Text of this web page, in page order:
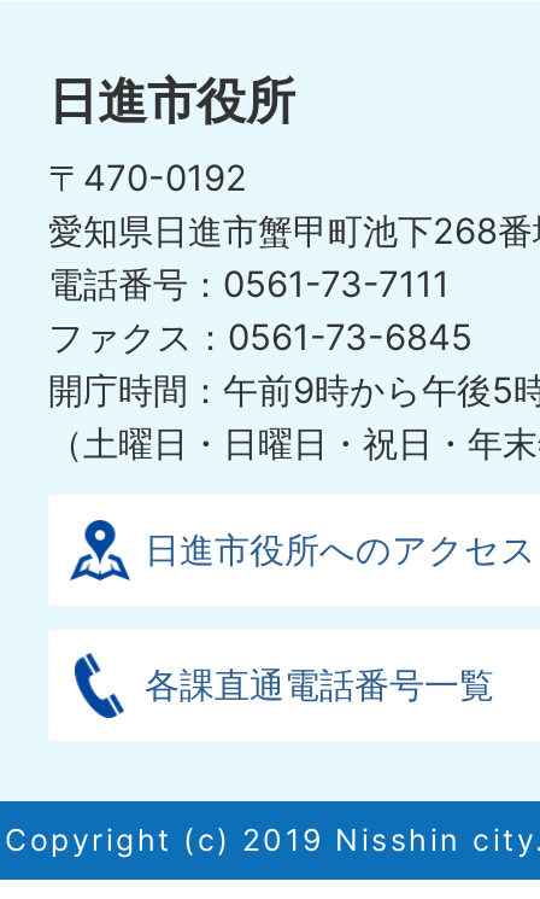
イ
目
の
ス
ラ
イ
ド
日進市役所
〒470-0192
愛知県日進市蟹甲町池下268
電話番号：0561-73-7111
ファクス：0561-73-6845
開庁時間：午前9時から午後5
（土曜日・日曜日・祝日・年
日進市役所へのアクセス
各課直通電話番号一覧
Copyright (c) 2019 Nisshin